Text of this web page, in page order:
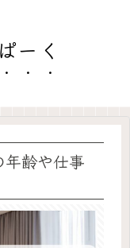
ーく
齢や仕事